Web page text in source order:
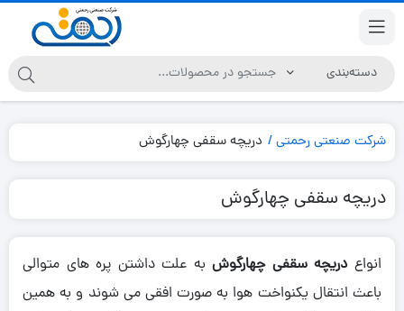
شرکت صنعتی رحمتی دریچه سقفی چهارگوش
دریچه سقفی چهارگوش
انواعدریچه سقفی چهارگوشبه علت داشتن پره های متوالی
باعث انتقال یکنواخت هوا به صورت افقی می شوند و به همین